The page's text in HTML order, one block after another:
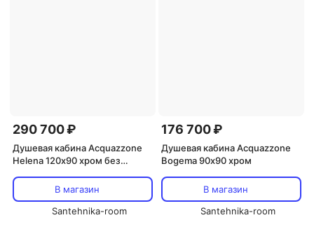
290 700 ₽
Душевая кабина Acquazzone
Helena 120х90 хром без
В магазин
Santehnika-room
176 700 ₽
Душевая кабина Acquazzone
Bogema 90х90 хром
В магазин
Santehnika-room